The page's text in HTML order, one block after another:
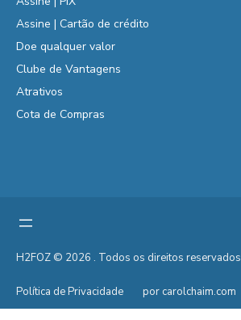
Assine | Cartão de crédito
Doe qualquer valor
Clube de Vantagens
Atrativos
Cota de Compras
H2FOZ © 2026 . Todos os direitos reservados
Política de Privacidade por carolchaim.com